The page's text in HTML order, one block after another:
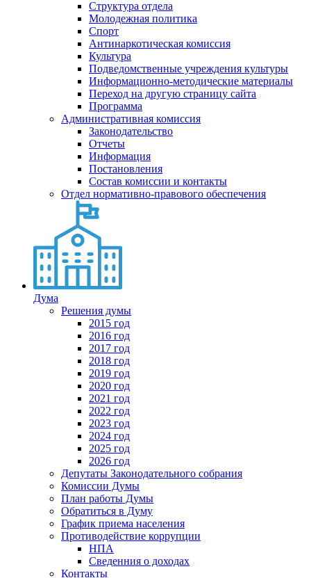
Структура отдела
Молодежная политика
Спорт
Антинаркотическая комиссия
Культура
Подведомственные учреждения культуры
Информационно-методические материалы
Переход на другую страницу сайта
Программа
Административная комиссия
Законодательство
Отчеты
Информация
Постановления
Состав комиссии и контакты
Отдел нормативно-правового обеспечения
Дума
Решения думы
2015 год
2016 год
2017 год
2018 год
2019 год
2020 год
2021 год
2022 год
2023 год
2024 год
2025 год
2026 год
Депутаты Законодательного собрания
Комиссии Думы
План работы Думы
Обратиться в Думу
График приема населения
Противодействие коррупции
НПА
Сведенния о доходах
Контакты